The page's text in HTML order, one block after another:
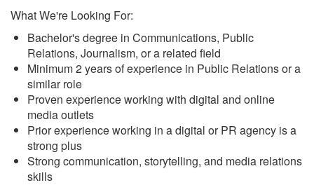
What We're Looking For:
Bachelor's degree in Communications, Public
Relations, Journalism, or a related field
Minimum 2 years of experience in Public Relations or a
similar role
Proven experience working with digital and online
media outlets
Prior experience working in a digital or PR agency is a
strong plus
Strong communication, storytelling, and media relations
skills